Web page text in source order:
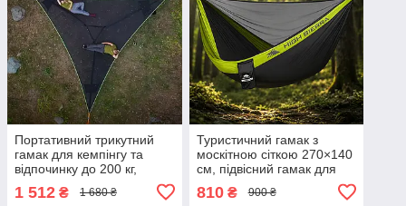
Портативний трикутний
гамак для кемпінгу та
відпочинку до 200 кг,
гамак
1 512 ₴ 1 680 ₴
Туристичний гамак з
москітною сіткою 270×140
см, підвісний гамак для
кемпінгу Чорно-зелений
810₴ 900 ₴